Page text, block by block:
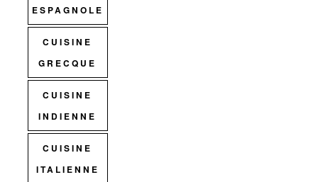
ESPAGNOLE
CUISINE
GRECQUE
CUISINE
INDIENNE
CUISINE
ITALIENNE